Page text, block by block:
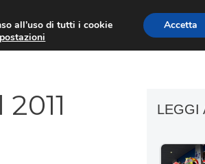
ACCESSORI MOTO
LEGGI
all’uso di tutti i cookie
Accetta